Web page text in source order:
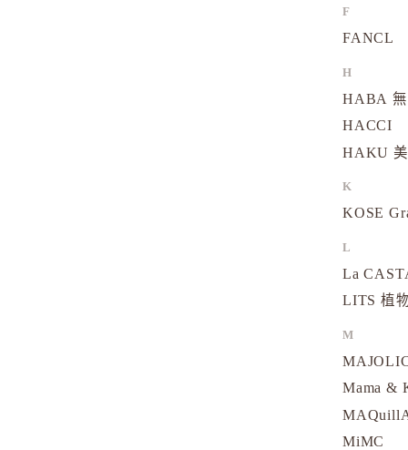
F
FANCL
H
HABA
HACCI
HAKU
K
KOSE
L
La
LITS 植
M
Mama &
MiMC